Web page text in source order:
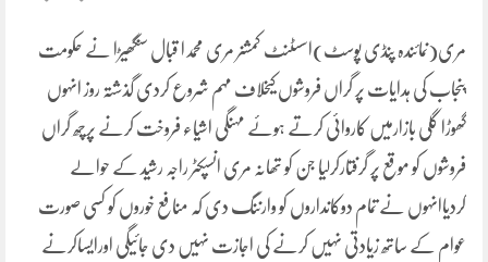
مری(نمائندہ پنڈی پوسٹ)اسسٹنٹ کمشنر مری محمدا قبال سنگھیڑا نے حکومت
پنجاب کی ہدایات پر گراں فروشوں کیخلاف مہم شروع کردی گذشتہ روز انہوں
گھوڑا گلی بازارمیں کاروائی کرتے ہوئے مہنگی اشیاء فروخت کرنے پرچھ گراں
فروشوں کو موقع پر گرفتارکرلیا جن کو تھانہ مری انسپکٹر راجہ رشید کے حوالے
کردیاانہوں نے تمام دوکانداروں کو وارننگ دی کہ منافع خوروں کو کسی صورت
عوام کے ساتھ زیادتی نہیں کرنے کی اجازت نہیں دی جائیگی اورایساکرنے